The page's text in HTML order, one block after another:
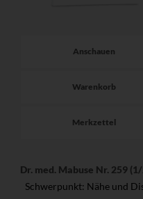
Anschauen
Warenkorb
Merkzettel
Dr. med. Mabuse Nr. 259
Schwerpunkt: Nähe und